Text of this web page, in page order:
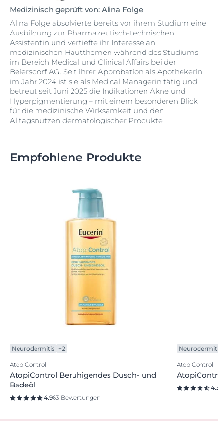
Medizinisch geprüft von: Alina Folge
Alina Folge absolvierte bereits vor ihrem Studium eine
Ausbildung zur Pharmazeutisch-technischen
Assistentin und vertiefte ihr Interesse an
medizinischen Hautthemen während des Studiums
im Bereich Medical und Clinical Affairs bei der
Beiersdorf AG. Seit ihrer Approbation als Apothekerin
im Jahr 2024 ist sie als Medical Managerin tätig und
betreut seit Juni 2025 die Indikationen Akne und
Hyperpigmentierung – mit einem besonderen Blick
für die medizinische Wirksamkeit und den
Alltagsnutzen dermatologischer Produkte.
Empfohlene Produkte
Neurodermitis +2
AtopiControl
AtopiControl Beruhigendes Dusch- und
Badeöl
4.963 Bewertungen
AtopiControl